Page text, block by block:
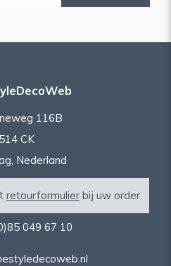
116B
CK
Nederland
retourformulier bij uw order.
049 67 10